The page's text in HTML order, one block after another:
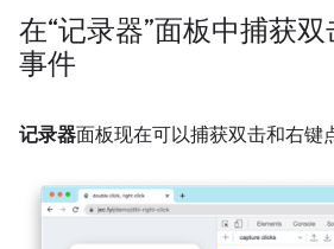
在“记录器”面板中捕获
事件
记录器面板现在可以捕获双击和右键